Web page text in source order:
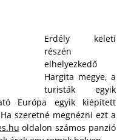
Erdély keleti
részén
elhelyezkedő
Hargita megye, a
turisták egyik
Európa egyik kiépített
szeretné megnézni ezt a
oldalon számos panzió